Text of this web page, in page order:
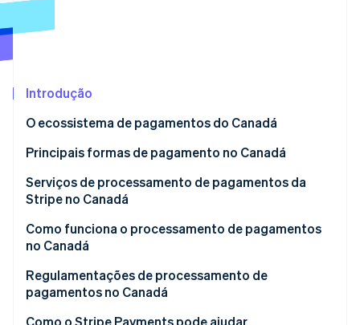
Radar
Incorporação de startups
Remoção de carbono
Identity
Veja como a Stripe está construindo a infraestrutura
Assista agora
Introdução
O ecossistema de pagamentos do Canadá
Principais formas de pagamento no Canadá
Serviços de processamento de pagamentos da
Stripe no Canadá
Como funciona o processamento de pagamentos
no Canadá
Início da transação
Autenticação da transação
Regulamentações de processamento de
pagamentos no Canadá